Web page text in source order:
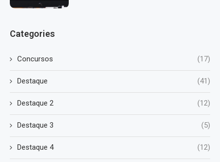
Categories
Concursos (17)
Destaque (41)
Destaque 2 (12)
Destaque 3 (5)
Destaque 4 (12)